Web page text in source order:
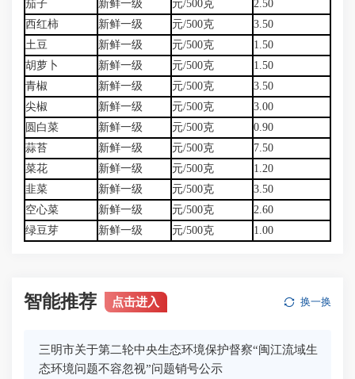
茄子
新鲜一级 元/500克
2.50
西红柿
新鲜一级 元/500克
3.50
土豆
新鲜一级 元/500克
1.50
胡萝卜
新鲜一级 元/500克
1.50
青椒
新鲜一级 元/500克
3.50
尖椒
新鲜一级 元/500克
3.00
圆白菜
新鲜一级 元/500克
0.90
蒜苔
新鲜一级 元/500克
7.50
菜花
新鲜一级 元/500克
1.20
韭菜
新鲜一级 元/500克
3.50
空心菜
新鲜一级 元/500克
2.60
绿豆芽
新鲜一级 元/500克 1.00
智能推荐 点击进入 换一换
三明市关于第二轮中央生态环境保护督察“闽江流域生
态环境问题不容忽视”问题销号公示